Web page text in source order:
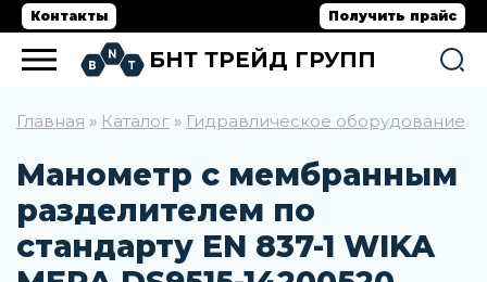
Контакты Получить прайс
БНТ ТРЕЙД ГРУПП
Главная » Каталог » Гидравлическое оборудование
Манометр с мембранным
разделителем по
стандарту EN 837-1 WIKA